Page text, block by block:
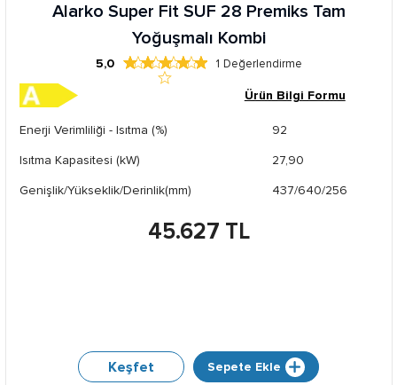
Alarko Super Fit SUF 28 Premiks Tam
Yoğuşmalı Kombi
5,0 1 Değerlendirme
Ürün Bilgi Formu
Enerji Verimliliği - Isıtma (%)
92
Isıtma Kapasitesi (kW)
27,90
Genişlik/Yükseklik/Derinlik(mm)
437/640/256
45.627 TL
Keşfet Sepete Ekle